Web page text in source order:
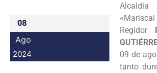
08
Ago
2024
Regidor
09 de
tanto